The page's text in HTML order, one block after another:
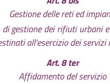
Gestione delle reti ed
gestione dei rifiuti urbani
all'esercizio dei
Art. 8 ter
Affidamento del servizio